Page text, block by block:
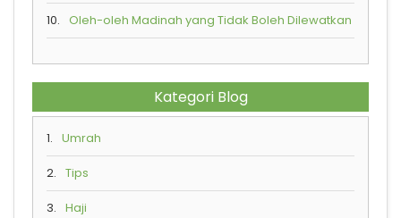
10. Oleh-oleh Madinah yang Tidak Boleh Dilewatkan
Kategori Blog
1. Umrah
2. Tips
3. Haji